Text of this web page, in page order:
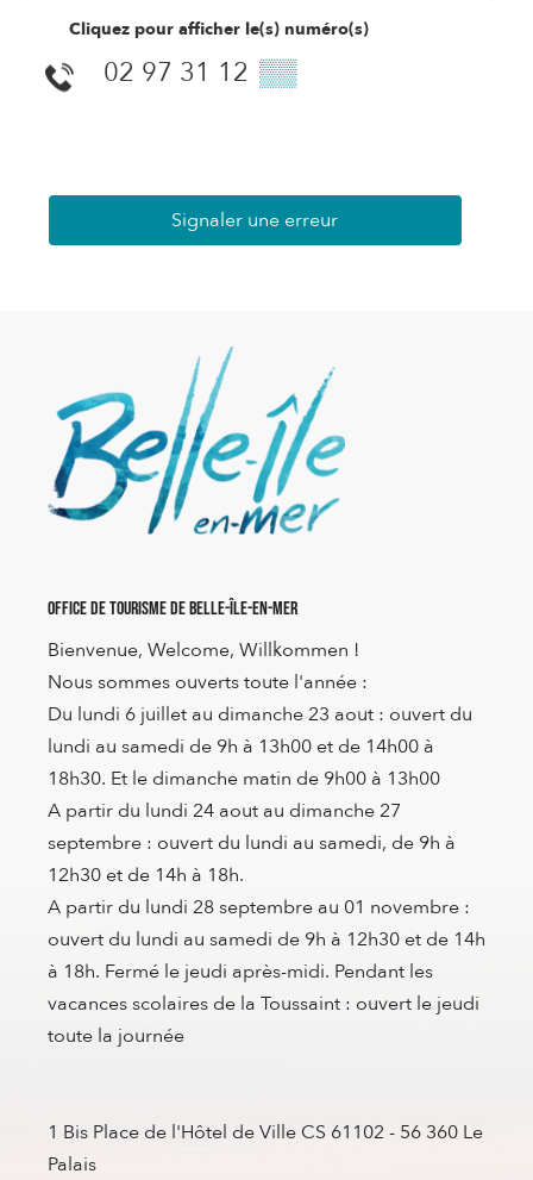
Cliquez pour afficher le(s) numéro(s)
02 97 31 12 ▒▒
Signaler une erreur
Office de Tourisme de Belle-Île-en-Mer
Bienvenue, Welcome, Willkommen !
Nous sommes ouverts toute l'année :
Du lundi 6 juillet au dimanche 23 aout : ouvert du
lundi au samedi de 9h à 13h00 et de 14h00 à
18h30. Et le dimanche matin de 9h00 à 13h00
A partir du lundi 24 aout au dimanche 27
septembre : ouvert du lundi au samedi, de 9h à
12h30 et de 14h à 18h.
A partir du lundi 28 septembre au 01 novembre :
ouvert du lundi au samedi de 9h à 12h30 et de 14h
à 18h. Fermé le jeudi après-midi. Pendant les
vacances scolaires de la Toussaint : ouvert le jeudi
toute la journée
1 Bis Place de l'Hôtel de Ville CS 61102 - 56 360 Le
Palais